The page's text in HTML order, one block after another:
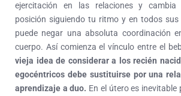
ejercitación en las relaciones y cambia
posición siguiendo tu ritmo y en todos
puede negar una absoluta coordinación
cuerpo. Así comienza el vínculo entre el
vieja idea de considerar a los recién
egocéntricos debe sustituirse por una
aprendizaje a duo. En el útero es inevitable